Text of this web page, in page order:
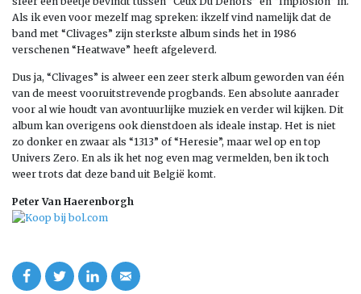
Als ik even voor mezelf mag spreken: ikzelf vind namelijk dat de
band met “Clivages” zijn sterkste album sinds het in 1986
verschenen “Heatwave” heeft afgeleverd.
Dus ja, “Clivages” is alweer een zeer sterk album geworden van één
van de meest vooruitstrevende progbands. Een absolute aanrader
voor al wie houdt van avontuurlijke muziek en verder wil kijken. Dit
album kan overigens ook dienstdoen als ideale instap. Het is niet
zo donker en zwaar als “1313” of “Heresie”, maar wel op en top
Univers Zero. En als ik het nog even mag vermelden, ben ik toch
weer trots dat deze band uit België komt.
Peter Van Haerenborgh